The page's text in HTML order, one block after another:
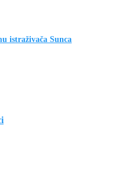
istraživača Sunca